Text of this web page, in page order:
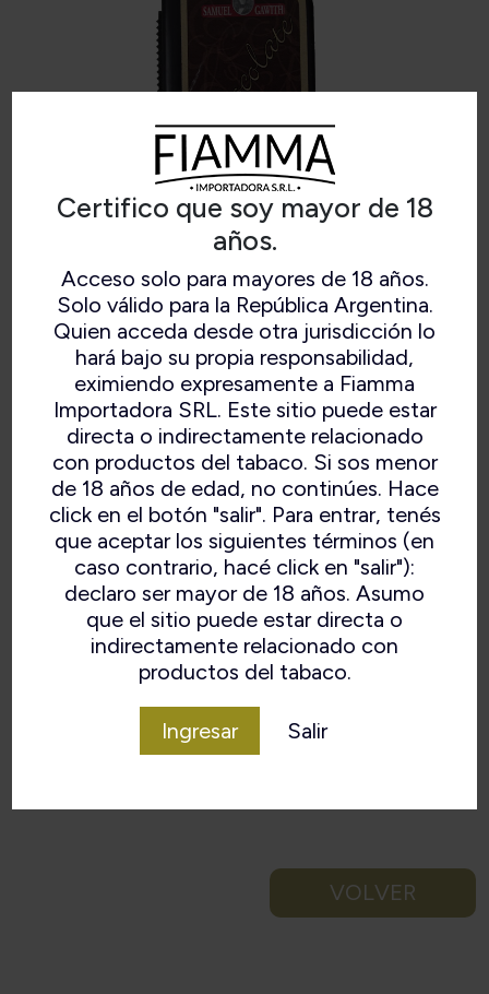
Certifico que soy mayor de 18
años.
Acceso solo para mayores de 18 años.
Solo válido para la República Argentina.
Quien acceda desde otra jurisdicción lo
hará bajo su propia responsabilidad,
eximiendo expresamente a Fiamma
Importadora SRL. Este sitio puede estar
directa o indirectamente relacionado
con productos del tabaco. Si sos menor
de 18 años de edad, no continúes. Hace
click en el botón "salir". Para entrar, tenés
que aceptar los siguientes términos (en
caso contrario, hacé click en "salir"):
declaro ser mayor de 18 años. Asumo
que el sitio puede estar directa o
indirectamente relacionado con
productos del tabaco.
Ingresar Salir
SG SNUFF CHOCOLATE X10GR
Rapé más seco, fino, color marrón medio con
sabor a chocolate.
VOLVER